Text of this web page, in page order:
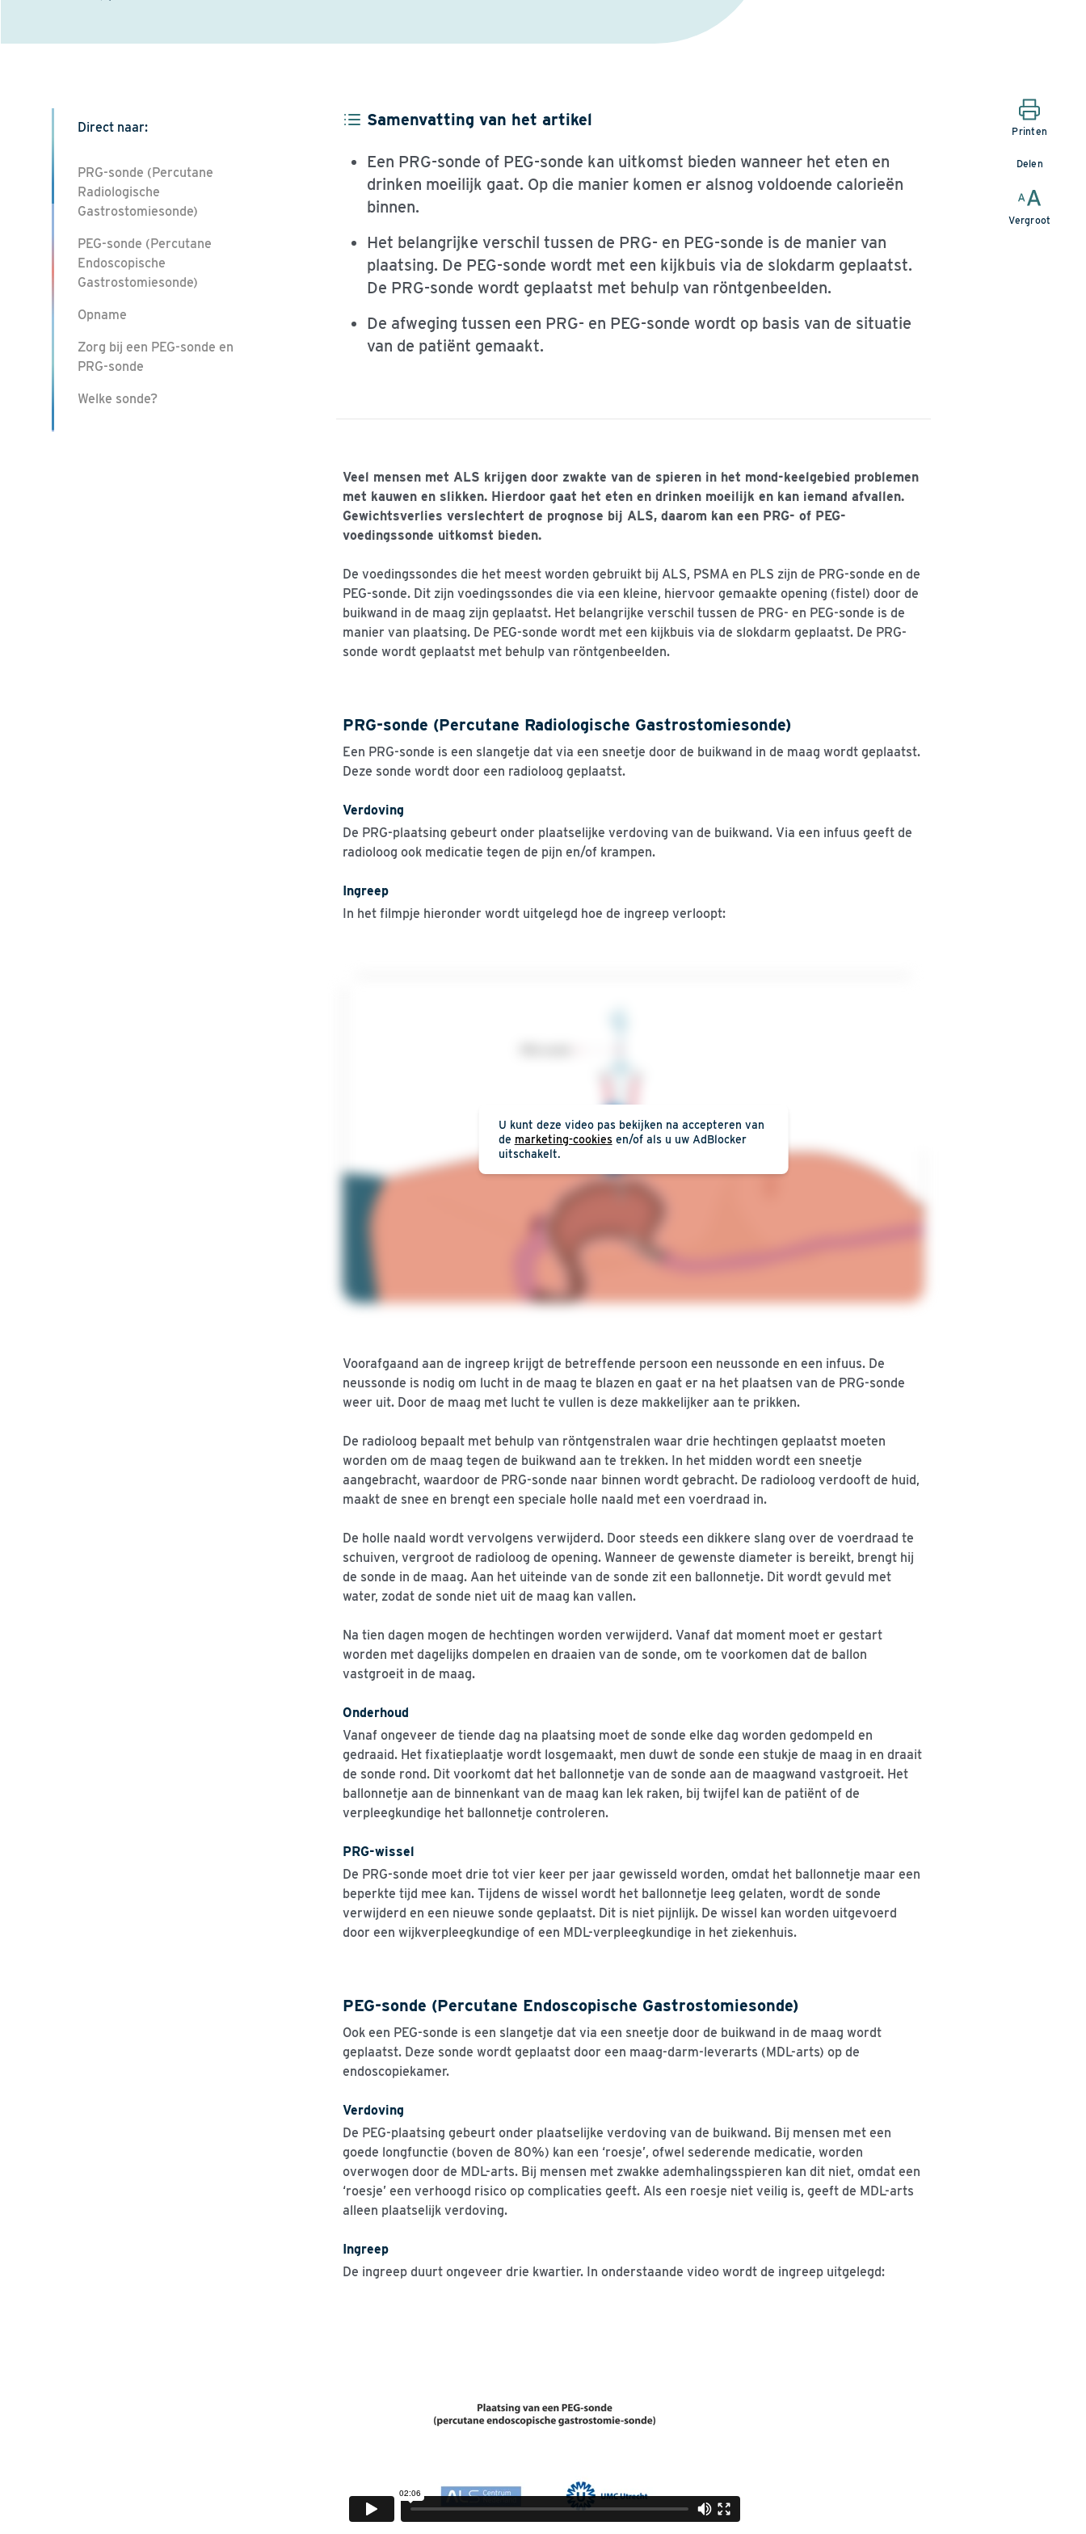
Printen
Delen
Vergroot
Direct naar:
PRG-sonde (Percutane
Radiologische
Gastrostomiesonde)
PEG-sonde (Percutane
Endoscopische
Gastrostomiesonde)
Opname
Zorg bij een PEG-sonde en
PRG-sonde
Welke sonde?
Samenvatting van het artikel
Een PRG-sonde of PEG-sonde kan uitkomst bieden wanneer het eten en
drinken moeilijk gaat. Op die manier komen er alsnog voldoende calorieën
binnen.
Het belangrijke verschil tussen de PRG- en PEG-sonde is de manier van
plaatsing. De PEG-sonde wordt met een kijkbuis via de slokdarm geplaatst.
De PRG-sonde wordt geplaatst met behulp van röntgenbeelden.
De afweging tussen een PRG- en PEG-sonde wordt op basis van de situatie
van de patiënt gemaakt.
Veel mensen met ALS krijgen door zwakte van de spieren in het mond-keelgebied problemen
met kauwen en slikken. Hierdoor gaat het eten en drinken moeilijk en kan iemand afvallen.
Gewichtsverlies verslechtert de prognose bij ALS, daarom kan een PRG- of PEG-
voedingssonde uitkomst bieden.
De voedingssondes die het meest worden gebruikt bij ALS, PSMA en PLS zijn de PRG-sonde en de
PEG-sonde. Dit zijn voedingssondes die via een kleine, hiervoor gemaakte opening (fistel) door de
buikwand in de maag zijn geplaatst. Het belangrijke verschil tussen de PRG- en PEG-sonde is de
manier van plaatsing. De PEG-sonde wordt met een kijkbuis via de slokdarm geplaatst. De PRG-
sonde wordt geplaatst met behulp van röntgenbeelden.
PRG-sonde (Percutane Radiologische Gastrostomiesonde)
Een PRG-sonde is een slangetje dat via een sneetje door de buikwand in de maag wordt geplaatst.
Deze sonde wordt door een radioloog geplaatst.
Verdoving
De PRG-plaatsing gebeurt onder plaatselijke verdoving van de buikwand. Via een infuus geeft de
radioloog ook medicatie tegen de pijn en/of krampen.
Ingreep
In het filmpje hieronder wordt uitgelegd hoe de ingreep verloopt:
U kunt deze video pas bekijken na accepteren van
de marketing-cookiesen/of als u uw AdBlocker
uitschakelt.
Voorafgaand aan de ingreep krijgt de betreffende persoon een neussonde en een infuus. De
neussonde is nodig om lucht in de maag te blazen en gaat er na het plaatsen van de PRG-sonde
weer uit. Door de maag met lucht te vullen is deze makkelijker aan te prikken.
De radioloog bepaalt met behulp van röntgenstralen waar drie hechtingen geplaatst moeten
worden om de maag tegen de buikwand aan te trekken. In het midden wordt een sneetje
aangebracht, waardoor de PRG-sonde naar binnen wordt gebracht. De radioloog verdooft de huid,
maakt de snee en brengt een speciale holle naald met een voerdraad in.
De holle naald wordt vervolgens verwijderd. Door steeds een dikkere slang over de voerdraad te
schuiven, vergroot de radioloog de opening. Wanneer de gewenste diameter is bereikt, brengt hij
de sonde in de maag. Aan het uiteinde van de sonde zit een ballonnetje. Dit wordt gevuld met
water, zodat de sonde niet uit de maag kan vallen.
Na tien dagen mogen de hechtingen worden verwijderd. Vanaf dat moment moet er gestart
worden met dagelijks dompelen en draaien van de sonde, om te voorkomen dat de ballon
vastgroeit in de maag.
Onderhoud
Vanaf ongeveer de tiende dag na plaatsing moet de sonde elke dag worden gedompeld en
gedraaid. Het fixatieplaatje wordt losgemaakt, men duwt de sonde een stukje de maag in en draait
de sonde rond. Dit voorkomt dat het ballonnetje van de sonde aan de maagwand vastgroeit. Het
ballonnetje aan de binnenkant van de maag kan lek raken, bij twijfel kan de patiënt of de
verpleegkundige het ballonnetje controleren.
PRG-wissel
De PRG-sonde moet drie tot vier keer per jaar gewisseld worden, omdat het ballonnetje maar een
beperkte tijd mee kan. Tijdens de wissel wordt het ballonnetje leeg gelaten, wordt de sonde
verwijderd en een nieuwe sonde geplaatst. Dit is niet pijnlijk. De wissel kan worden uitgevoerd
door een wijkverpleegkundige of een MDL-verpleegkundige in het ziekenhuis.
PEG-sonde (Percutane Endoscopische Gastrostomiesonde)
Ook een PEG-sonde is een slangetje dat via een sneetje door de buikwand in de maag wordt
geplaatst. Deze sonde wordt geplaatst door een maag-darm-leverarts (MDL-arts) op de
endoscopiekamer.
Verdoving
De PEG-plaatsing gebeurt onder plaatselijke verdoving van de buikwand. Bij mensen met een
goede longfunctie (boven de 80%) kan een ‘roesje’, ofwel sederende medicatie, worden
overwogen door de MDL-arts. Bij mensen met zwakke ademhalingsspieren kan dit niet, omdat een
‘roesje’ een verhoogd risico op complicaties geeft. Als een roesje niet veilig is, geeft de MDL-arts
alleen plaatselijk verdoving.
Ingreep
De ingreep duurt ongeveer drie kwartier. In onderstaande video wordt de ingreep uitgelegd: